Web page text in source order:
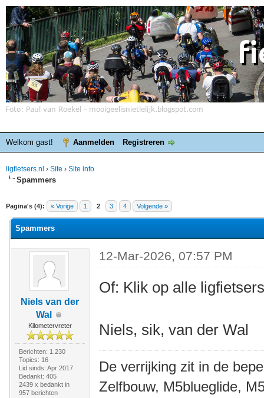
Welkom gast! Aanmelden Registreren
ligfietsers.nl › Site › Site info
Spammers
Pagina's (4): « Vorige 1 2 3 4 Volgende »
waardering is 0
Spammers
Niels van der
Wal
Kilometervreter
Berichten: 1.230
Topics: 16
Lid sinds: Apr 2017
Bedankt: 405
2439 x bedankt in
957 berichten
12-Mar-2026, 07:57 PM
Of: Klik op alle
Niels, sik, van der Wal
De verrijking zit in de
Zelfbouw, M5blueglide,